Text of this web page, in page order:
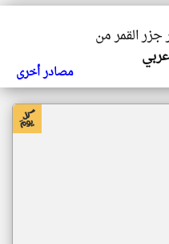
جزر القمر من
مصادر أخرى